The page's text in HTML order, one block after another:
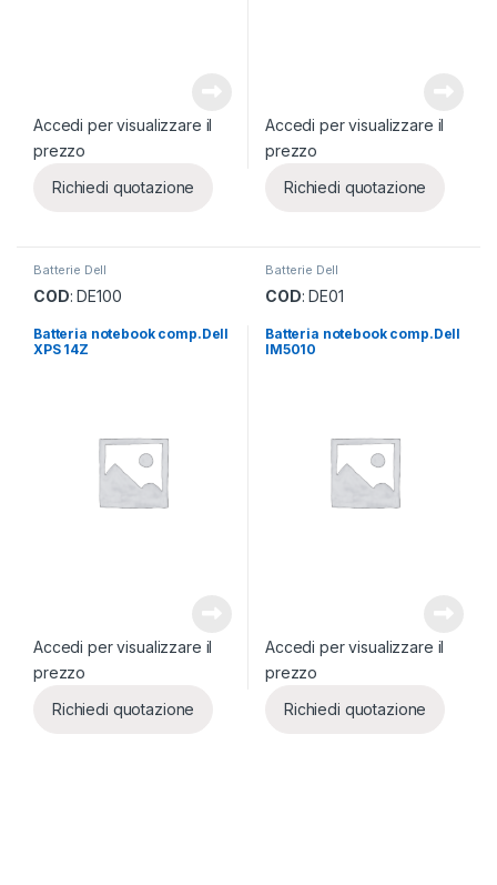
Accedi per visualizzare il
prezzo
Richiedi quotazione
Accedi per visualizzare il
prezzo
Richiedi quotazione
Batterie Dell
COD: DE100
Batteria notebook comp.Dell
XPS 14Z
Accedi per visualizzare il
prezzo
Richiedi quotazione
Batterie Dell
COD: DE01
Batteria notebook comp.Dell
IM5010
Accedi per visualizzare il
prezzo
Richiedi quotazione